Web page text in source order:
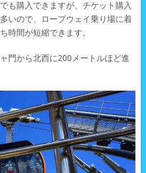
も購入できますが、チケット購入
いので、ロープウェイ乗り場に着
時間が短縮できます。
門から北西に200メートルほど進